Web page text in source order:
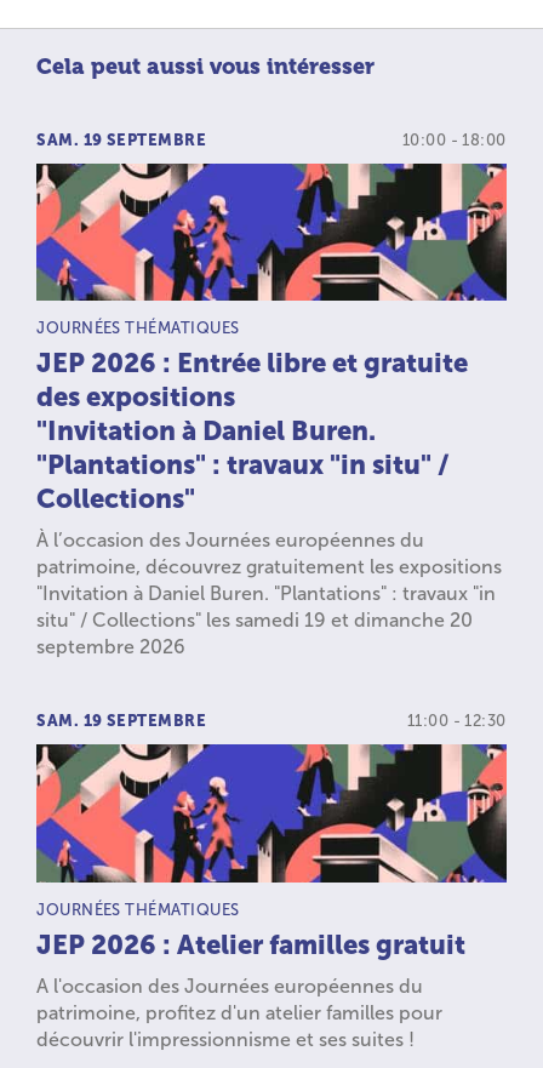
Cela peut aussi vous intéresser
SAM. 19 SEPTEMBRE 10:00 - 18:00
TYPE D’ACTIVITÉ :
JOURNÉES THÉMATIQUES
JEP 2026 : Entrée libre et gratuite
des expositions
"Invitation à Daniel Buren.
"Plantations" : travaux "in situ" /
Collections"
À l’occasion des Journées européennes du
patrimoine, découvrez gratuitement les expositions
"Invitation à Daniel Buren. "Plantations" : travaux "in
situ" / Collections" les samedi 19 et dimanche 20
septembre 2026
SAM. 19 SEPTEMBRE 11:00 - 12:30
TYPE D’ACTIVITÉ :
JOURNÉES THÉMATIQUES
JEP 2026 : Atelier familles gratuit
A l'occasion des Journées européennes du
patrimoine, profitez d'un atelier familles pour
découvrir l'impressionnisme et ses suites !